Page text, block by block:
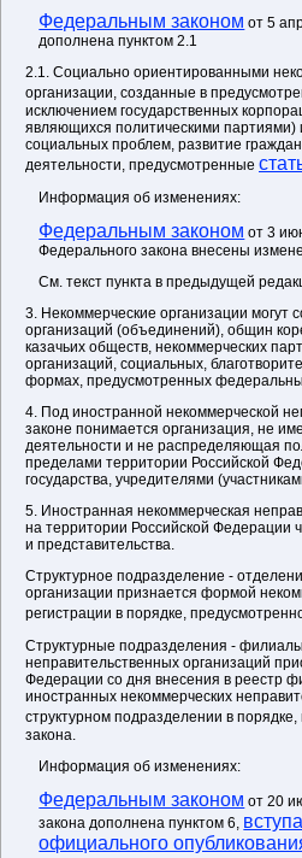
Федеральным законом от 5
дополнена пунктом 2.1
2.1. Социально ориентированными
организации, созданные в
исключением государственных
являющихся политическими
социальных проблем, развитие
деятельности, предусмотренные
Информация об изменениях:
Федеральным законом от 3
Федерального закона внесены
См. текст пункта в предыдущей
3. Некоммерческие организации
организаций (объединений), общин
казачьих обществ, некоммерческих
организаций, социальных,
формах, предусмотренных
4. Под иностранной некоммерческой
законе понимается организация, не
деятельности и не распределяющая
пределами территории Российской
государства, учредителями
5. Иностранная некоммерческая
на территории Российской Федерации
и представительства.
Структурное подразделение -
организации признается формой
регистрации в порядке,
Структурные подразделения -
неправительственных организаций
Федерации со дня внесения в реестр
иностранных некоммерческих
структурном подразделении в
закона.
Информация об изменениях:
Федеральным законом от 20
закона дополнена пунктом 6,
официального